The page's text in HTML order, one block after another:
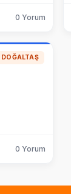
0 Yorum
0 Yorum